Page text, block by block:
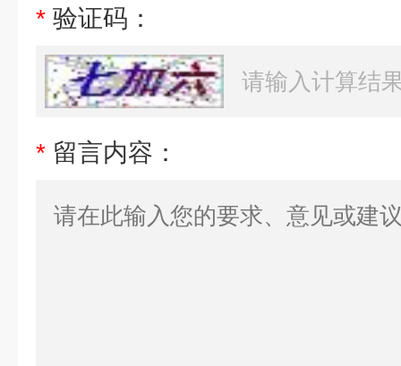
* 验证码：
* 留言内容：